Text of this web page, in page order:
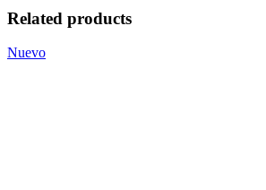
Related products
Nuevo